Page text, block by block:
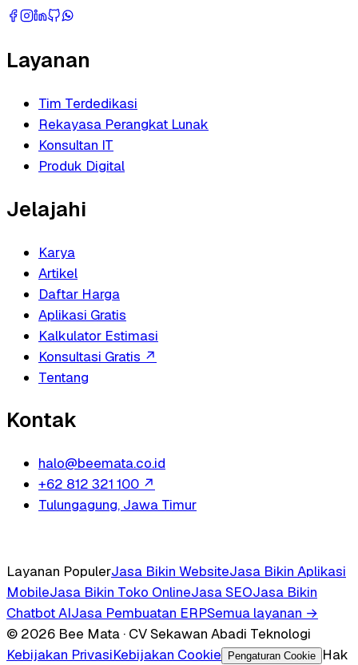
Layanan
Tim Terdedikasi
Rekayasa Perangkat Lunak
Konsultan IT
Produk Digital
Jelajahi
Karya
Artikel
Daftar Harga
Aplikasi Gratis
Kalkulator Estimasi
Konsultasi Gratis ↗
Tentang
Kontak
halo@beemata.co.id
+62 812 321 100 ↗
Tulungagung, Jawa Timur
Layanan PopulerJasa Bikin WebsiteJasa Bikin Aplikasi
MobileJasa Bikin Toko OnlineJasa SEOJasa Bikin
Chatbot AIJasa Pembuatan ERPSemua layanan →
© 2026 Bee Mata · CV Sekawan Abadi Teknologi
Kebijakan PrivasiKebijakan Cookie Pengaturan Cookie
Hak